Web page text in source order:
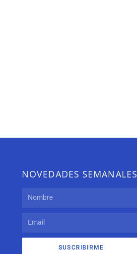
NOVEDADES SEMANALES
SUSCRIBIRME